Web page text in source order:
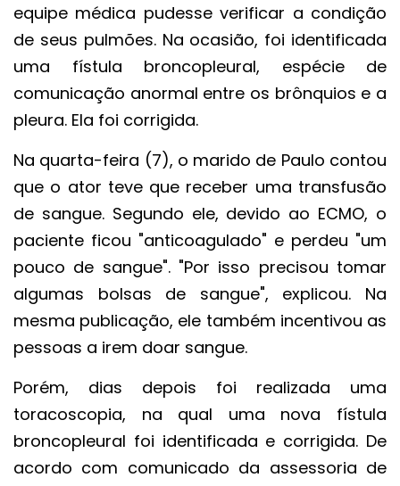
equipe médica pudesse verificar a condição
de seus pulmões. Na ocasião, foi identificada
uma fístula broncopleural, espécie de
comunicação anormal entre os brônquios e a
pleura. Ela foi corrigida.
Na quarta-feira (7), o marido de Paulo contou
que o ator teve que receber uma transfusão
de sangue. Segundo ele, devido ao ECMO, o
paciente ficou "anticoagulado" e perdeu "um
pouco de sangue". "Por isso precisou tomar
algumas bolsas de sangue", explicou. Na
mesma publicação, ele também incentivou as
pessoas a irem doar sangue.
Porém, dias depois foi realizada uma
toracoscopia, na qual uma nova fístula
broncopleural foi identificada e corrigida. De
acordo com comunicado da assessoria de